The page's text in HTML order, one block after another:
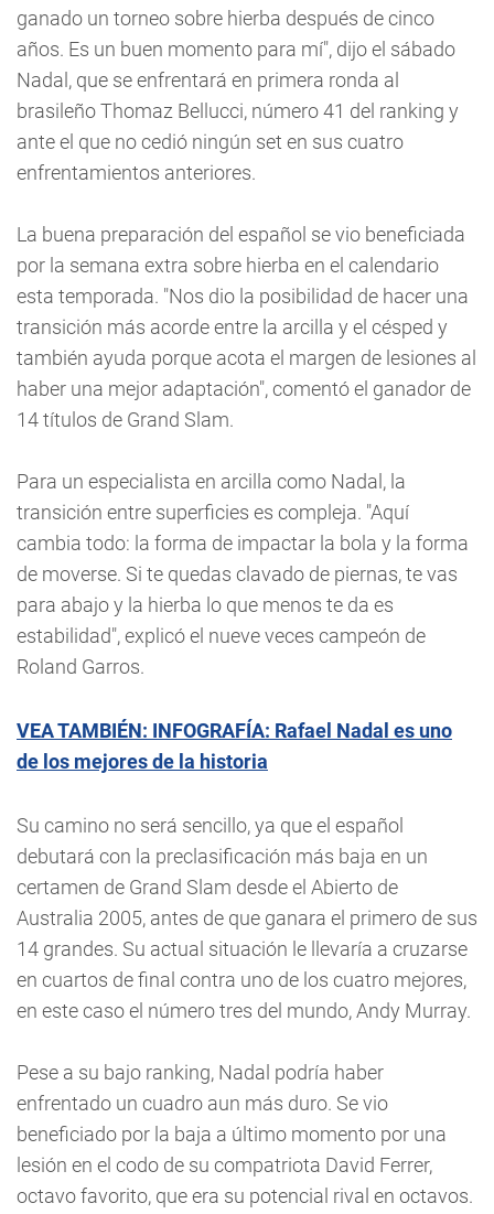
ganado un torneo sobre hierba después de cinco
años. Es un buen momento para mí", dijo el sábado
Nadal, que se enfrentará en primera ronda al
brasileño Thomaz Bellucci, número 41 del ranking y
ante el que no cedió ningún set en sus cuatro
enfrentamientos anteriores.
La buena preparación del español se vio beneficiada
por la semana extra sobre hierba en el calendario
esta temporada. "Nos dio la posibilidad de hacer una
transición más acorde entre la arcilla y el césped y
también ayuda porque acota el margen de lesiones al
haber una mejor adaptación", comentó el ganador de
14 títulos de Grand Slam.
Para un especialista en arcilla como Nadal, la
transición entre superficies es compleja. "Aquí
cambia todo: la forma de impactar la bola y la forma
de moverse. Si te quedas clavado de piernas, te vas
para abajo y la hierba lo que menos te da es
estabilidad", explicó el nueve veces campeón de
Roland Garros.
VEA TAMBIÉN: INFOGRAFÍA: Rafael Nadal es uno
de los mejores de la historia
Su camino no será sencillo, ya que el español
debutará con la preclasificación más baja en un
certamen de Grand Slam desde el Abierto de
Australia 2005, antes de que ganara el primero de sus
14 grandes. Su actual situación le llevaría a cruzarse
en cuartos de final contra uno de los cuatro mejores,
en este caso el número tres del mundo, Andy Murray.
Pese a su bajo ranking, Nadal podría haber
enfrentado un cuadro aun más duro. Se vio
beneficiado por la baja a último momento por una
lesión en el codo de su compatriota David Ferrer,
octavo favorito, que era su potencial rival en octavos.